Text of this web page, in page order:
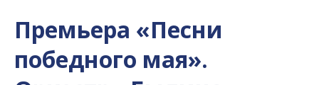
Премьера «Песни
победного мая».